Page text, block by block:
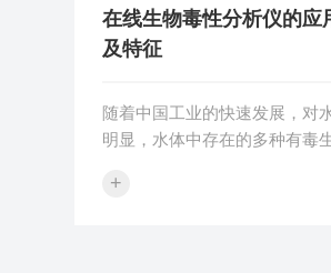
信号输入功能（可与外部设备
和试剂消耗；紧凑设计，...
在线生物毒性分析仪的应
及特征
随着中国工业的快速发展，对
明显，水体中存在的多种有毒
性进行检测，可有效提高环境
+